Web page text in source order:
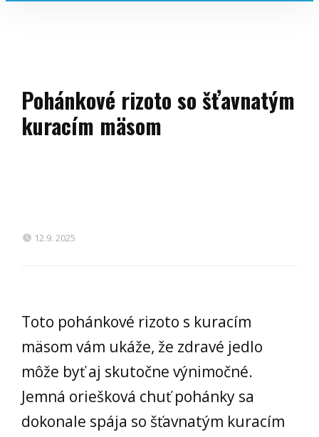
Pohánkové rizoto so šťavnatým
kuracím mäsom
12.9. 2025
Toto pohánkové rizoto s kuracím
mäsom vám ukáže, že zdravé jedlo
môže byť aj skutočne výnimočné.
Jemná oriešková chuť pohánky sa
dokonale spája so šťavnatým kuracím